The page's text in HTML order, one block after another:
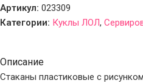
Артикул: 023309
Категории: Куклы ЛОЛ,
Описание
Стаканы пластиковые с